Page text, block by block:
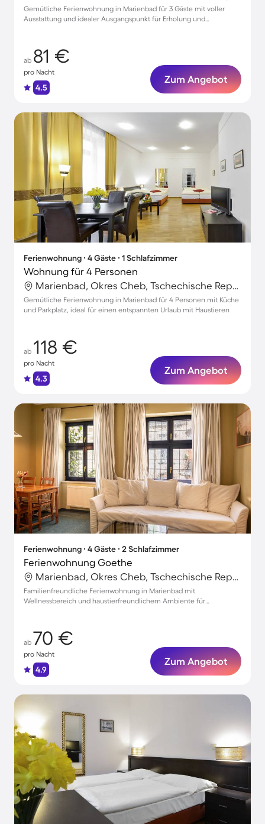
Gemütliche Ferienwohnung in Marienbad für 3 Gäste mit voller
Ausstattung und idealer Ausgangspunkt für Erholung und
ab 81 €
pro Nacht
4.5
Zum Angebot
Ferienwohnung ∙ 4 Gäste ∙ 1 Schlafzimmer
Wohnung für 4 Personen
Marienbad, Okres Cheb, Tschechische Republik
Gemütliche Ferienwohnung in Marienbad für 4 Personen mit Küche
und Parkplatz, ideal für einen entspannten Urlaub mit Haustieren
ab 118 €
pro Nacht
4.3
Zum Angebot
Ferienwohnung ∙ 4 Gäste ∙ 2 Schlafzimmer
Ferienwohnung Goethe
Marienbad, Okres Cheb, Tschechische Republik
Familienfreundliche Ferienwohnung in Marienbad mit
Wellnessbereich und haustierfreundlichem Ambiente für
ab 70 €
pro Nacht
4.9
Zum Angebot